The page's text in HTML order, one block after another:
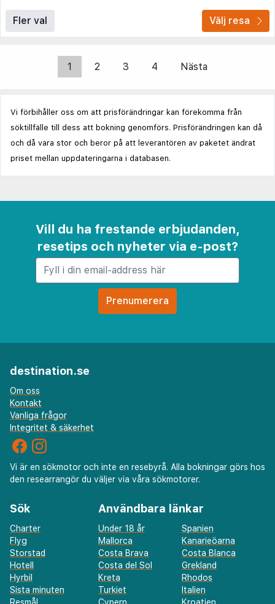
Fler val Välj resa
1 2 3 4 Nästa
Vi förbihåller oss om att prisförändringar kan förekomma från
söktillfälle till dess att bokning genomförs. Prisförändringen kan då
och då vara stor och beror på att leverantören av paketet ändrat
priset mellan uppdateringarna i databasen.
Vill du ha frestande erbjudanden,
resetips och nyheter via e-post?
destination.se
Om oss
Kontakt
Vanliga frågor
Integritet & säkerhet
Vi är en sökmotor och inte en resebyrå. Alla bokningar görs hos
den researrangör du väljer via våra sökmotorer.
Sök
Charter
Flyg
Storstad
Hotell
Hyrbil
Sista minuten
Användbara länkar
Under 18 år
Spanien
Mallorca
Kanarieöarna
Costa Brava
Costa Blanca
Costa del Sol
Grekland
Kreta
Rhodos
Turkiet
Italien